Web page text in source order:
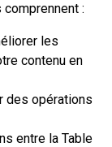
:
les
contenu en
des opérations
entre la Table